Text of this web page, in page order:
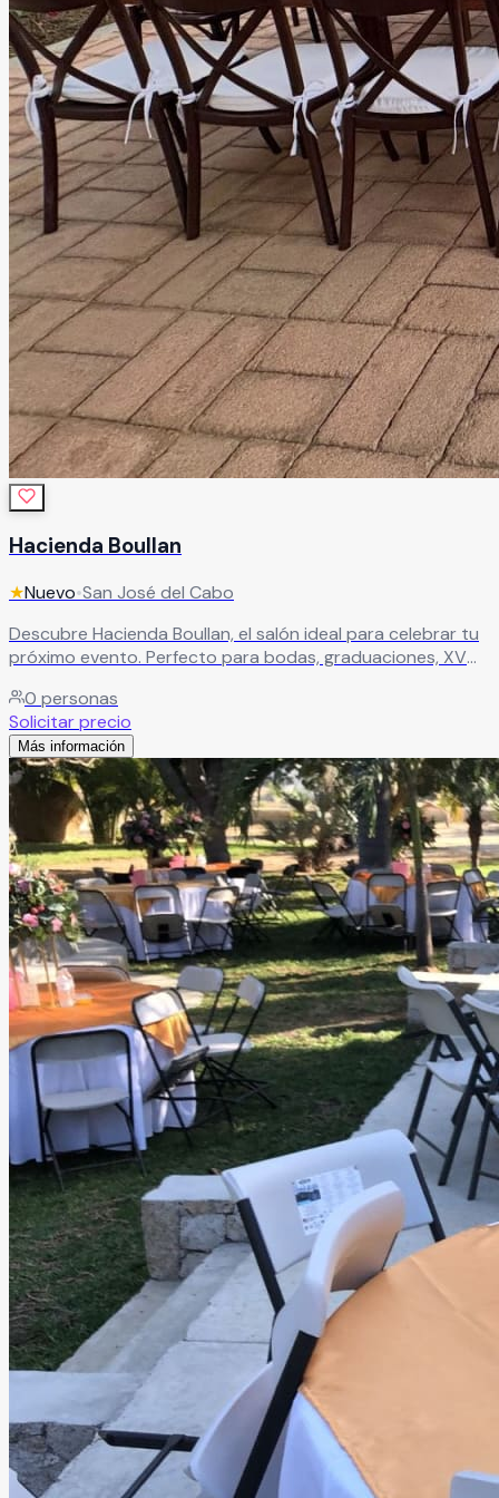
Hacienda Boullan
★Nuevo•San José del Cabo
Descubre Hacienda Boullan, el salón ideal para celebrar tu
próximo evento. Perfecto para bodas, graduaciones, XV
para crear momentos inolvidables en un ambiente
especial.Leer más
0 personas
Solicitar precio
Más información